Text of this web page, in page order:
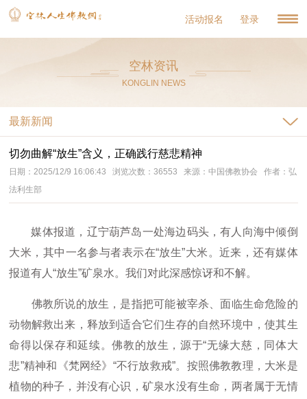
活动报名 登录
空林资讯
KONGLIN NEWS
最新新闻
切勿曲解“放生”含义，正确践行慈悲精神
日期：2025/12/9 16:06:43 浏览次数：36553 来源：中国佛教协会 作者：弘
法利生部
媒体报道，辽宁葫芦岛一处海边码头，有人向海中倾倒
大米，其中一名参与者表示在“放生”大米。近来，还有媒体
报道有人“放生”矿泉水。我们对此深感惊讶和不解。
佛教所说的放生，是指把可能被宰杀、面临生命危险的
动物解救出来，释放到适合它们生存的自然环境中，使其生
命得以保存和延续。佛教的放生，源于“无缘大慈，同体大
悲”精神和《梵网经》“不行放救戒”。按照佛教教理，大米是
植物的种子，并没有心识，矿泉水没有生命，两者属于无情